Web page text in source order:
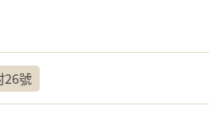
26號